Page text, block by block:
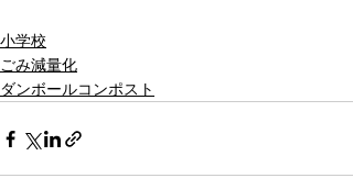
小学校
ごみ減量化
ダンボールコンポスト